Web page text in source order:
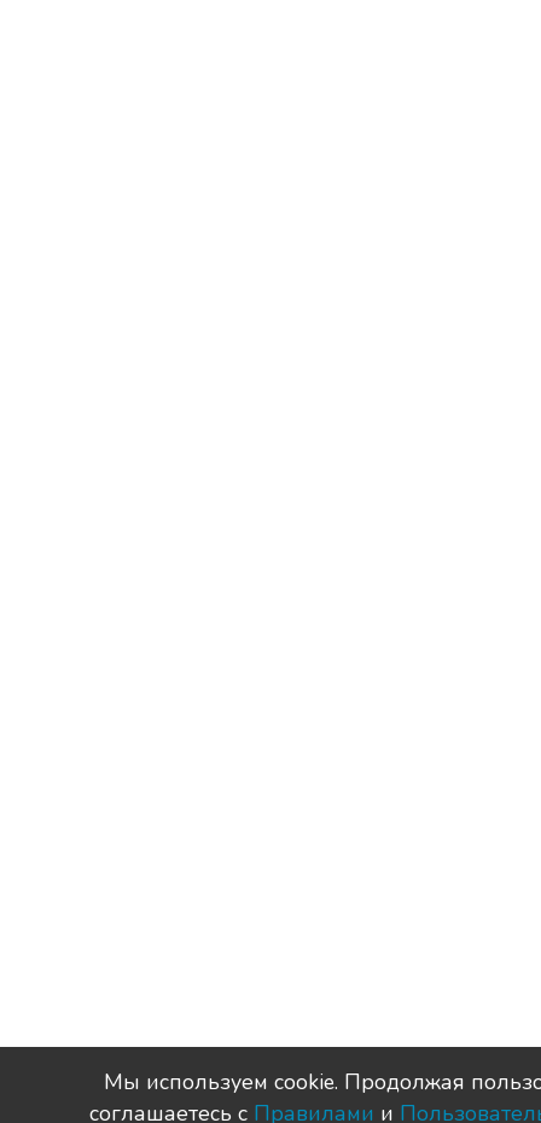
Мы используем сookie. Продолжая
соглашаетесь с Правилами и